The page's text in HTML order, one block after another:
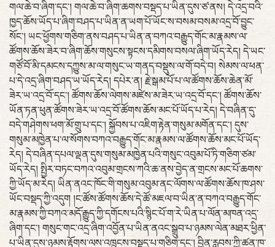
གལ་ཆེ་བ་ཞིག་དང་། གལ་ཆེ་བ་ཞིག་ཆགས་བསྡད་པ་ཡིན་དུས་ཙ་ནས། དེ་འདྲ་བའི་
ཁྱད་ཆོས་ཡོད་པ་ཞིག་བཤད་པ་ཡིན་ན་ཡག་པོ་ཡོང་ས་བསམ་བསམ་འདྲ་བོ་བྱུང་
སོང་། ཡང་ཕྱོགས་གཅིག་ནས་བཤད་པ་ཡིན་ན་བཀའ་བརྒྱུད་གོང་མ་རྣམས་ལ་
ཚོགས་ཆོས་ཟེར་བ་ཞིག་ཆོས་གསུངས་སྟངས་དམིགས་བསལ་ཞིག་ཡོད་རེད། དེ་ཡང་
གཙོ་བོ་མི་དམངས་དཀྱུས་མ་ལ་གསུང་ཡ་གནད་བསྡུས་ལ་གོ་བདེ་བ། སེམས་ལ་ཕན་
པ་དེ་འདྲ་ཞིག་བཤད་ཡ་ཡོད་རེད། དཔེར་ན། རྗེ་སྒམ་པོ་པ་ལ་ཚོགས་ཆོས་ཆེན་མོ་
ཟེར་ཡ་འདྲ་བོ་དང་། ཚོགས་ཆོས་ལེགས་མཛེས་མ་ཟེར་ཡ་འདྲ་བོ་དང་། ཚོགས་ཆོས་
ཡོན་ཏན་ཕུན་ཚོགས་ཟེར་ཡ་འདྲ་བོ་ཚོགས་ཆོས་མང་པོ་ཡོད་པ་རེད། དེ་བཞིན་དུ་
བདེ་གཤེགས་ཕག་མོ་གྲུ་པ་དང་། སྐྱོབས་པ་འཇིག་རྟེན་གསུམ་མགོན་དང་། དུས་
གསུམ་མཁྱེན་པ་ལ་སོགས་བཀའ་བརྒྱུད་གོང་མ་རྣམས་ལ་ཚོགས་ཆོས་མང་པོ་ཡོད་
རེད། དེ་བཞིན་དཔལ་ལྡན་དུས་གསུམ་མཁྱེན་པའི་གསུང་འབུམ་པོ་ཏི་གཅིག་ཙམ་
ཡོད་རེད། སྤྱིར་བཏང་བཀའ་འབུམ་གྲངས་ཀའི་ཆ་ནས་བྱེད་ན་གྲངས་མང་པོ་ཆགས་
ཀྱི་ཡོད་མ་རེད། ཡིན་ནའང་ཁོང་གི་གསུམ་འབུམ་ནང་ལོགས་ལ་ཚོགས་ཆོས་ཁ་ཤས་
ཡོང་བསྡད་ཀྱི་འདུག །ང་ཚོས་ཚོགས་ཆོས་དེ་ཚོ་མཇལ་བ་ཡིན་ན་བཀའ་བརྒྱུད་གོང་
མ་རྣམས་ཀྱི་བཀའ་མདོ་རྒྱུད་ཀྱི་དགོངས་པའི་སྙིང་པོ་ག་རེ་ཡིན་པ་ལོན་མཁན་འདྲ་
ཞིག་དང་། གསུང་གང་འདྲ་ཞིག་འབྱོན་པ་ཡིན་ནའང་སྒྲུབ་པ་ཉམས་ལེན་མཐར་ཕྱིན་
པ་ཡིན་དུས་ཉམས་རྟོགས་ལས་འཁྲུངས་བསྡད་པ་གཅིག་དང་། བྱིན་རླབས་ཀྱི་ཚན་ཁ་